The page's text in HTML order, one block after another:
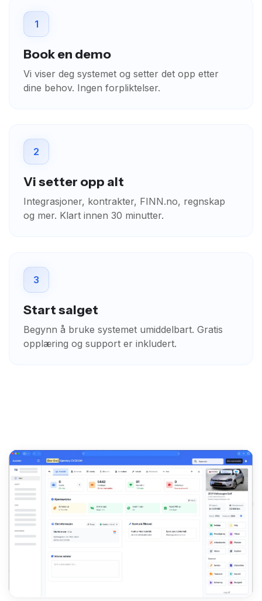
1
Book en demo
Vi viser deg systemet og setter det opp etter
dine behov. Ingen forpliktelser.
2
Vi setter opp alt
Integrasjoner, kontrakter, FINN.no, regnskap
og mer. Klart innen 30 minutter.
3
Start salget
Begynn å bruke systemet umiddelbart. Gratis
opplæring og support er inkludert.